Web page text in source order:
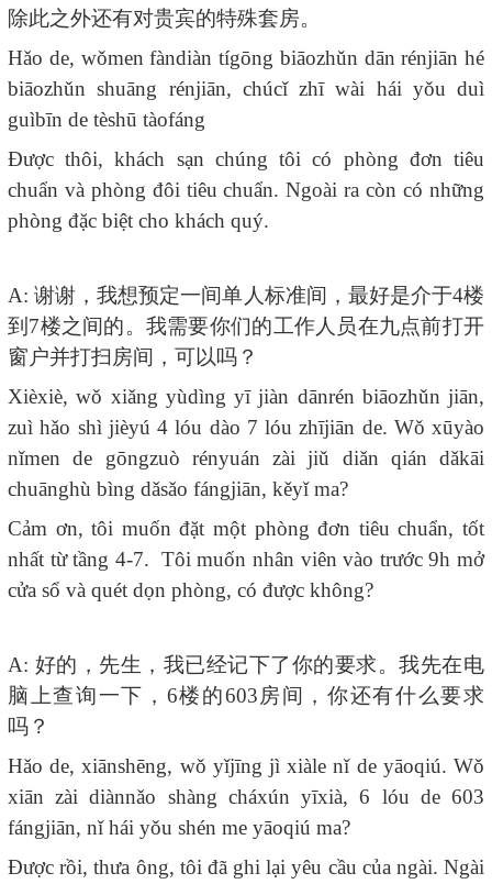
除此之外还有对贵宾的特殊套房。
Hǎo de, wǒmen fàndiàn tígōng biāozhǔn dān rénjiān hé
biāozhǔn shuāng rénjiān, chúcǐ zhī wài hái yǒu duì
guìbīn de tèshū tàofáng
Được thôi, khách sạn chúng tôi có phòng đơn tiêu
chuẩn và phòng đôi tiêu chuẩn.Ngoài ra còn có những
phòng đặc biệt cho khách quý.
A:谢谢，我想预定一间单人标准间，最好是介于4楼
到 7楼之间的。 我需要你们的工作人员在九点前打开
窗户并打扫房间，可以吗？
Xièxiè, wǒ xiǎng yùdìng yī jiàn dānrén biāozhǔn jiān,
zuì hǎo shì jièyú 4 lóu dào 7 lóu zhījiān de. Wǒ xūyào
nǐmen de gōngzuò rényuán zài jiǔ diǎn qián dǎkāi
chuānghù bìng dǎsǎo fángjiān, kěyǐ ma?
Cảm ơn, tôi muốn đặt một phòng đơn tiêu chuẩn, tốt
nhất từ tầng 4-7. Tôi muốn nhân viên vào trước 9h mở
cửa sổ và quét dọn phòng, có được không?
A: 好的，先生，我已经记下了你的要求。我先在电
脑上查询一下， 6楼的603房间，你还有什么要求
吗？
Hǎo de, xiānshēng, wǒ yǐjīng jì xiàle nǐ de yāoqiú. Wǒ
xiān zài diànnǎo shàng cháxún yīxià, 6 lóu de 603
fángjiān, nǐ hái yǒu shén me yāoqiú ma?
Được rồi, thưa ông, tôi đã ghi lại yêu cầu của ngài. Ngài